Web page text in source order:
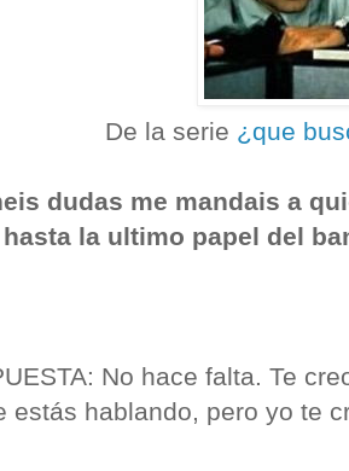
De la serie ¿que
dudas me mandais a
la ultimo papel del
No hace falta. Te
estás hablando, pero yo te